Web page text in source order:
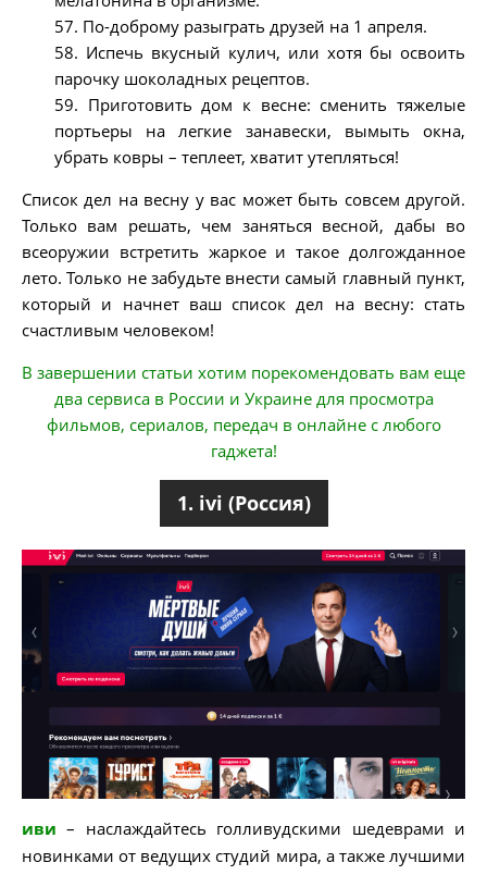
57. По-доброму разыграть друзей на 1 апреля.
58. Испечь вкусный кулич, или хотя бы освоить
парочку шоколадных рецептов.
59. Приготовить дом к весне: сменить тяжелые
портьеры на легкие занавески, вымыть окна,
убрать ковры – теплеет, хватит утепляться!
Список дел на весну у вас может быть совсем другой.
Только вам решать, чем заняться весной, дабы во
всеоружии встретить жаркое и такое долгожданное
лето. Только не забудьте внести самый главный пункт,
который и начнет ваш список дел на весну: стать
счастливым человеком!
В завершении статьи хотим порекомендовать вам еще
два сервиса в России и Украине для просмотра
фильмов, сериалов, передач в онлайне с любого
гаджета!
1. ivi (Россия)
иви – наслаждайтесь голливудскими шедеврами и
новинками от ведущих студий мира, а также лучшими